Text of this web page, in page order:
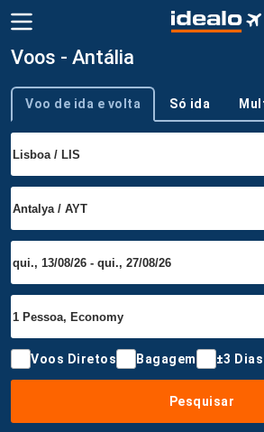
Voos - Antália
Tipo de viagem
Voo de ida e volta Só ida
Voos Diretos Bagagem ±3 Dias
Pesquisar